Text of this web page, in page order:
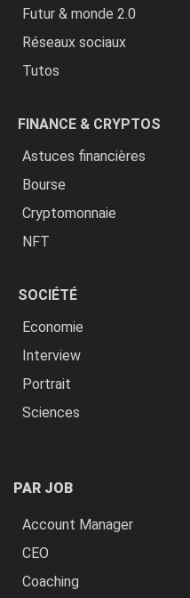
Futur & monde 2.0
Réseaux sociaux
Tutos
FINANCE & CRYPTOS
Astuces financières
Bourse
Cryptomonnaie
NFT
SOCIÉTÉ
Economie
Interview
Portrait
Sciences
PAR JOB
Account Manager
CEO
Coaching